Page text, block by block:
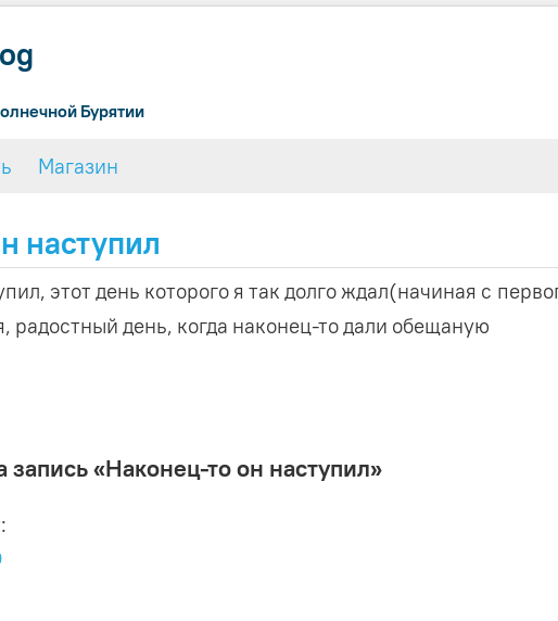
Бурятии
Магазин
наступил
этот день которого я так долго ждал(начиная с
радостный день, когда наконец-то дали обещаную
«Наконец-то он наступил»